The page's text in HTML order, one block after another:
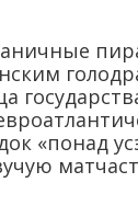
«понад